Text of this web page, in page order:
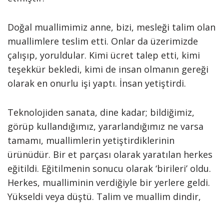
Doğal muallimimiz anne, bizi, mesleği talim olan
muallimlere teslim etti. Onlar da üzerimizde
çalışıp, yoruldular. Kimi ücret talep etti, kimi
teşekkür bekledi, kimi de insan olmanın gereği
olarak en onurlu işi yaptı. İnsan yetiştirdi.
Teknolojiden sanata, dine kadar; bildiğimiz,
görüp kullandığımız, yararlandığımız ne varsa
tamamı, muallimlerin yetiştirdiklerinin
ürünüdür. Bir et parçası olarak yaratılan herkes
eğitildi. Eğitilmenin sonucu olarak ‘birileri’ oldu.
Herkes, mualliminin verdiğiyle bir yerlere geldi.
Yükseldi veya düştü. Talim ve muallim dindir,